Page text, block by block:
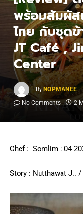
พร้อมสัมผัส
ไทย กับชุด
JT Café ,
Center
By NOPMANEE
No Comments
2
Chef : Somlim : 04
Story : Nutthawat J..